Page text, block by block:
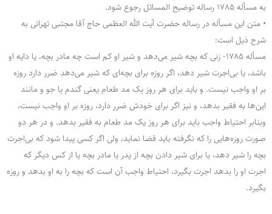
به مسأله 1785 رساله توضیح المسائل رجوع شود.
• متن این مسأله در رساله حضرت آیت الله العظمی حاج آقا مجتبی تهرانی به
شرح ذیل است:
مسأله 1785- زنى که بچه شیر مى‌دهد و شیر او کم است چه مادر بچه، یا دایه او
باشد، یا بى‌اجرت شیر دهد، اگر روزه براى بچه‌اى که شیر مى‌دهد ضرر دارد روزه
بر او واجب نیست. و باید براى هر روز یک مد طعام یعنى گندم یا جو و مانند
این‌ها به فقیر بدهد، و نیز اگر براى خودش ضرر دارد، روزه بر او واجب نیست،
وبنابر احتیاط واجب باید براى هر روز یک مد طعام به فقیر بدهد. و در هر دو
صورت روزه‌هایى را که نگرفته باید قضا نماید، ولى اگر کسى پیدا شود که بى‌اجرت
بچه را شیر دهد، یا براى شیر دادن بچه از پدر یا مادر بچه یا از کس دیگر که
اجرت او را بدهد اجرت بگیرد، احتیاط واجب آن است که بچه را به او بدهد و روزه
بگیرد.